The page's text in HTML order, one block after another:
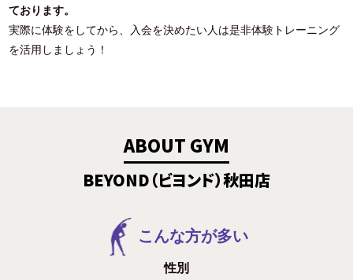
ております。
実際に体験をしてから、入会を決めたい人は是非体験トレーニング
を活用しましょう！
ABOUT GYM
BEYOND（ビヨンド）秋田店
こんな方が多い
性別